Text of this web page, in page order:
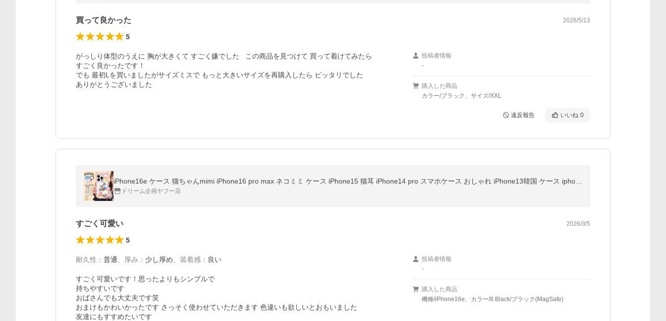
買って良かった 2026/5/13
5
がっしり体型のうえに 胸が大きくて すごく嫌でした   この商品を見つけて 買って着けてみたら
すごく良かったです！
でも 最初Lを買いましたがサイズミスで もっと大きいサイズを再購入したら ピッタリでした
ありがとうございました
投稿者情報
-
購入した商品
カラー/ブラック、サイズ/XXL
違反報告 いいね 0
ドリーム企画ヤフー店
すごく可愛い 2026/3/5
5
耐久性 ： 普通 厚み ： 少し厚め 装着感 ： 良い
すごく可愛いです！思ったよりもシンプルで
持ちやすいです
おばさんでも大丈夫です笑
おまけもかわいかったです さっそく使わせていただきます 色違いも欲しいとおもいました
友達にもすすめたいです
投稿者情報
-
購入した商品
機種/iPhone16e、カラー/8.Black/ブラック(MagSafe)